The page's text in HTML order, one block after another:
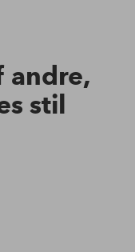
andre,
stil